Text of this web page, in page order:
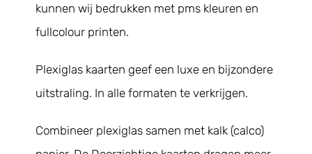
Trouwkaarten
Contact
kunnen wij bedrukken met pms kleuren en
fullcolour printen.
Plexiglas kaarten geef een luxe en bijzondere
uitstraling. In alle formaten te verkrijgen.
Combineer plexiglas samen met kalk (calco)